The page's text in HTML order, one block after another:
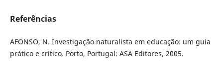
Referências
AFONSO, N. Investigação naturalista em educação: um guia
prático e crítico. Porto, Portugal: ASA Editores, 2005.